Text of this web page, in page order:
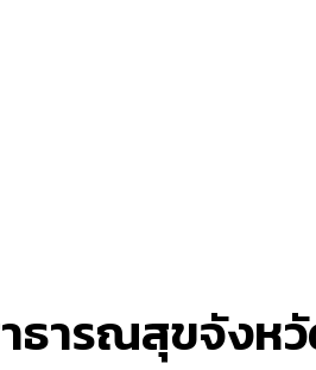
ารณสุขจังห